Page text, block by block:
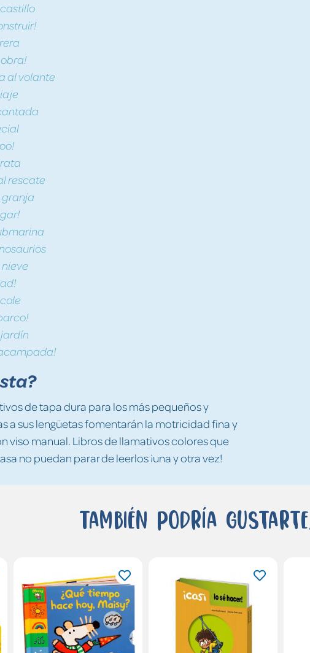
castillo
obra!
al volante
rescate
granja
nieve
jardín
de tapa dura para los más pequeños y
a sus lengüetas fomentarán la motricidad fina y
viso manual. Libros de llamativos colores que
no puedan parar de leerlos ¡una y otra vez!
También podría gustarte...